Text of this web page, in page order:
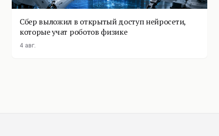
Сбер выложил в открытый доступ нейросети,
которые учат роботов физике
4 авг.